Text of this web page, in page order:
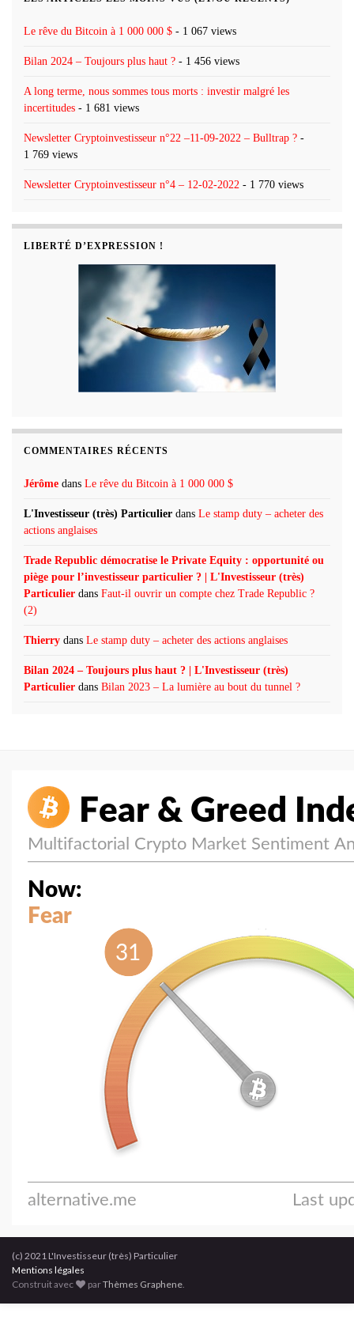
Le rêve du Bitcoin à 1 000 000 $ - 1 067 views
Bilan 2024 – Toujours plus haut ? - 1 456 views
A long terme, nous sommes tous morts : investir malgré les
incertitudes - 1 681 views
Newsletter Cryptoinvestisseur n°22 –11-09-2022 – Bulltrap ? -
1 769 views
Newsletter Cryptoinvestisseur n°4 – 12-02-2022 - 1 770 views
LIBERTÉ D’EXPRESSION !
COMMENTAIRES RÉCENTS
Jérôme dans Le rêve du Bitcoin à 1 000 000 $
L'Investisseur (très) Particulier dans Le stamp duty – acheter des
actions anglaises
Trade Republic démocratise le Private Equity : opportunité ou
piège pour l’investisseur particulier ? | L'Investisseur (très)
Particulier dans Faut-il ouvrir un compte chez Trade Republic ?
(2)
Thierry dans Le stamp duty – acheter des actions anglaises
Bilan 2024 – Toujours plus haut ? | L'Investisseur (très)
Particulier dans Bilan 2023 – La lumière au bout du tunnel ?
(c) 2021 L'Investisseur (très) Particulier
Mentions légales
Construit avec
parThèmes Graphene